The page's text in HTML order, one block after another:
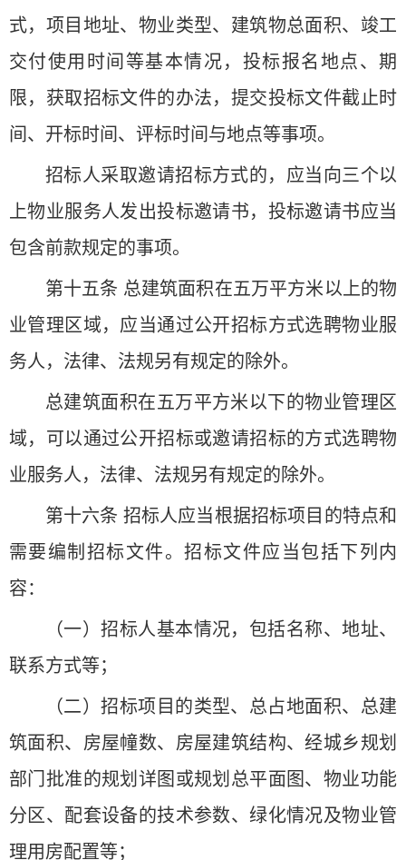
式，项目地址、物业类型、建筑物总面积、竣工
交付使用时间等基本情况，投标报名地点、期
限，获取招标文件的办法，提交投标文件截止时
间、开标时间、评标时间与地点等事项。
招标人采取邀请招标方式的，应当向三个以
上物业服务人发出投标邀请书，投标邀请书应当
包含前款规定的事项。
第十五条 总建筑面积在五万平方米以上的物
业管理区域，应当通过公开招标方式选聘物业服
务人，法律、法规另有规定的除外。
总建筑面积在五万平方米以下的物业管理区
域，可以通过公开招标或邀请招标的方式选聘物
业服务人，法律、法规另有规定的除外。
第十六条 招标人应当根据招标项目的特点和
需要编制招标文件。招标文件应当包括下列内
容：
（一）招标人基本情况，包括名称、地址、
联系方式等；
（二）招标项目的类型、总占地面积、总建
筑面积、房屋幢数、房屋建筑结构、经城乡规划
部门批准的规划详图或规划总平面图、物业功能
分区、配套设备的技术参数、绿化情况及物业管
理用房配置等；